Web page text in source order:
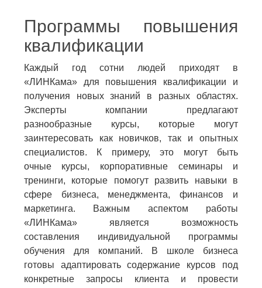
Программы повышения
квалификации
Каждый год сотни людей приходят в
«ЛИНКама» для повышения квалификации и
получения новых знаний в разных областях.
Эксперты компании предлагают
разнообразные курсы, которые могут
заинтересовать как новичков, так и опытных
специалистов. К примеру, это могут быть
очные курсы, корпоративные семинары и
тренинги, которые помогут развить навыки в
сфере бизнеса, менеджмента, финансов и
маркетинга. Важным аспектом работы
«ЛИНКама» является возможность
составления индивидуальной программы
обучения для компаний. В школе бизнеса
готовы адаптировать содержание курсов под
конкретные запросы клиента и провести